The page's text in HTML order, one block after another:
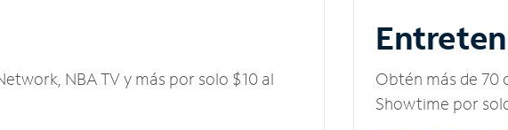
NBA TV y más por solo $10 al
Obtén más de 70
Showtime por